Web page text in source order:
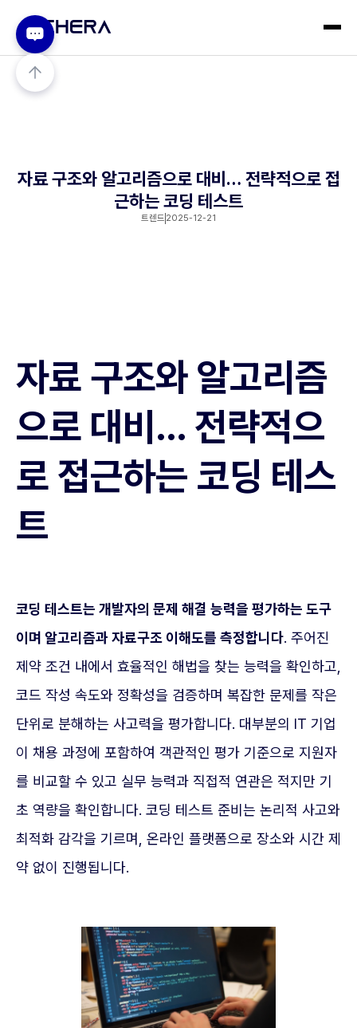
자료 구조와 알고리즘으로 대비… 전략적으로 접
근하는 코딩 테스트
트렌드 2025-12-21
자료 구조와 알고리즘
으로 대비… 전략적으
로 접근하는 코딩 테스
트
코딩 테스트는 개발자의 문제 해결 능력을 평가하는 도구
이며 알고리즘과 자료구조 이해도를 측정합니다. 주어진
제약 조건 내에서 효율적인 해법을 찾는 능력을 확인하고,
코드 작성 속도와 정확성을 검증하며 복잡한 문제를 작은
단위로 분해하는 사고력을 평가합니다. 대부분의 IT 기업
이 채용 과정에 포함하여 객관적인 평가 기준으로 지원자
를 비교할 수 있고 실무 능력과 직접적 연관은 적지만 기
초 역량을 확인합니다. 코딩 테스트 준비는 논리적 사고와
최적화 감각을 기르며, 온라인 플랫폼으로 장소와 시간 제
약 없이 진행됩니다.